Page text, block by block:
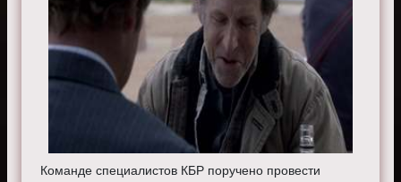
Команде специалистов КБР поручено провести